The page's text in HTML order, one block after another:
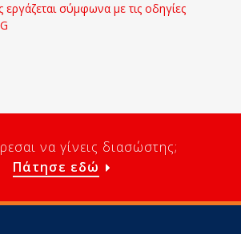
σύμφωνα με τις οδηγίες
να γίνεις διασώστης;
Πάτησε εδώ